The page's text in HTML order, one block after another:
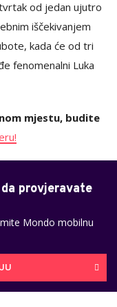
od jedan ujutro
iščekivanjem
kada će od tri
fenomenalni Luka
mjestu, budite
provjeravate
Mondo mobilnu